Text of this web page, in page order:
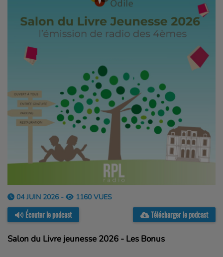
04 JUIN 2026 - 1160 VUES
Écouter le podcast Télécharger le podcast
Salon du Livre jeunesse 2026 - Les Bonus